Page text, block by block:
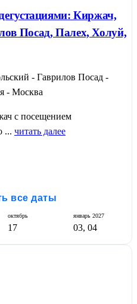
Киржач,
Посад, Палех, Холуй,
- Гаврилов Посад -
- Москва
с посещением
... читать далее
все даты
октябрь
17
январь 2027
03, 04